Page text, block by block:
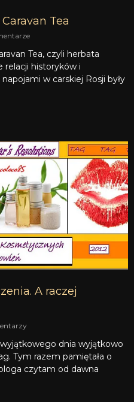
Tea
Tea, czyli herbata
relacji historyków i
w carskiej Rosji były
A raczej
dnia wyjątkowo
Tym razem pamiętała o
czytam od dawna